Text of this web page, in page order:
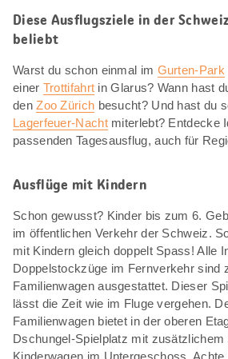
Diese Ausflugsziele in der
beliebt
Warst du schon einmal im Gurten-Park
einer Trottifahrt in Glarus? Wann hast
denZoo Zürich besucht? Und hast du
Lagerfeuer-Nachtmiterlebt? Entdecke
passenden Tagesausflug, auch für
Ausflüge mit Kindern
Schon gewusst? Kinder bis zum 6.
im öffentlichen Verkehr der Schweiz.
mit Kindern gleich doppelt Spass! Alle
Doppelstockzüge im Fernverkehr sind
Familienwagen ausgestattet. Dieser
lässt die Zeit wie im Fluge vergehen.
Familienwagen bietet in der oberen
Dschungel-Spielplatz mit zusätzlichem
Kinderwagen im Untergeschoss.